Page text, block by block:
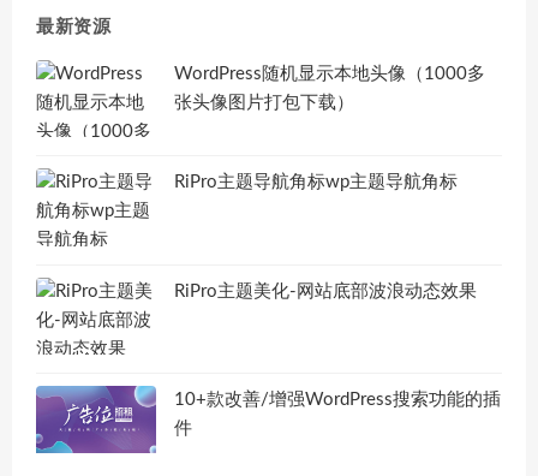
最新资源
WordPress随机显示本地头像（1000多
张头像图片打包下载）
RiPro主题导航角标wp主题导航角标
RiPro主题美化-网站底部波浪动态效果
10+款改善/增强WordPress搜索功能的插
件